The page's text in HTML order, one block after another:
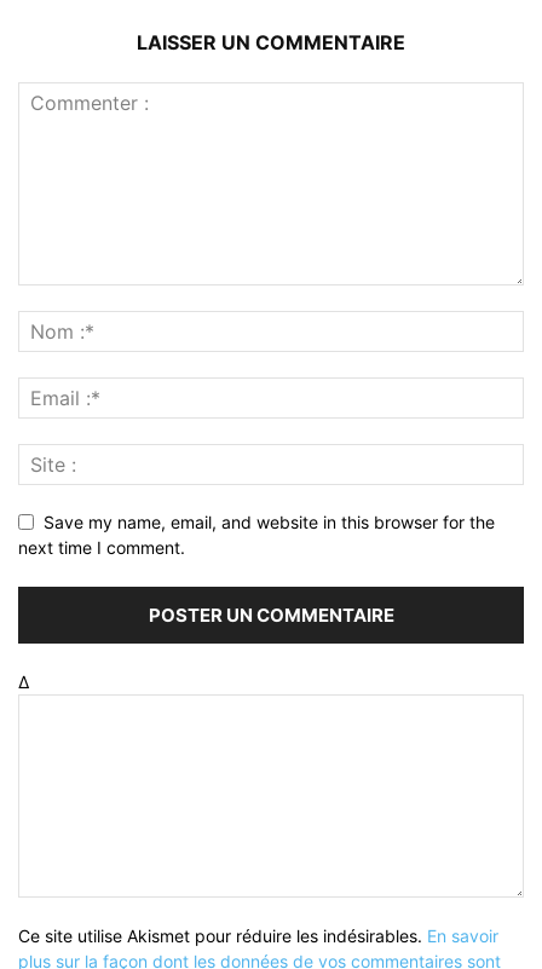
LAISSER UN COMMENTAIRE
Save my name, email, and website in this browser for the
next time I comment.
Δ
Ce site utilise Akismet pour réduire les indésirables. En savoir
plus sur la façon dont les données de vos commentaires sont